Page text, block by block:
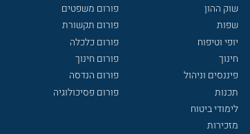
שוק ההון
שפות
יופי וטיפוח
חינוך
פיננסים וניהול
תכנות
לימודי ביטוח
מזכירות
פורום משפטים
פורום תקשורת
פורום כלכלה
פורום חינוך
פורום הנדסה
פורום פסיכולוגיה